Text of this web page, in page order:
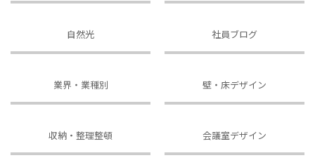
自然光 社員ブログ
業界・業種別 壁・床デザイン
収納・整理整頓 会議室デザイン